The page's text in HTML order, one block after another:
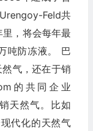
Feld共
，将会每年最
吨防冻液。 巴
气，还在于销
的共同企业
天然气。比如
代化的天然气